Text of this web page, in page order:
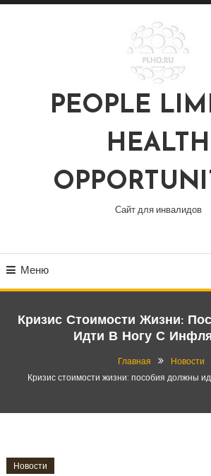
Перейти
PEOPLE
HEALTH
Сайт для инвалидов
Меню
Кризис Стоимости Жизни:
Идти В Ногу С
Главная
Новости
Кризис стоимости жизни: пособия должны
Новости